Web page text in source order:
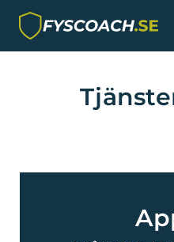
Hoppa till innehållet